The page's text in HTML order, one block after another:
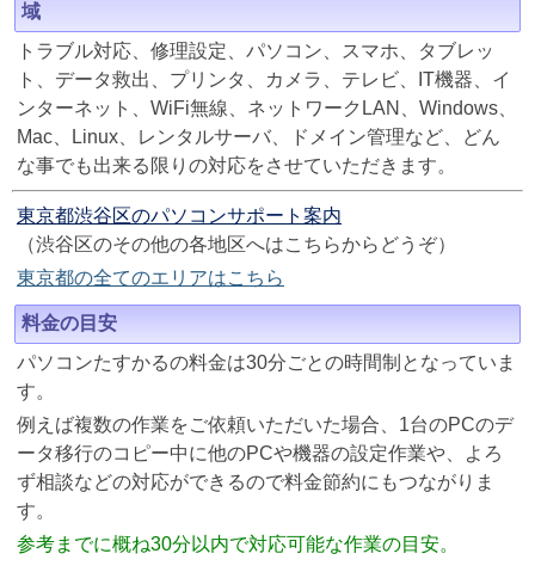
域
トラブル対応、修理設定、パソコン、スマホ、タブレッ
ト、データ救出、プリンタ、カメラ、テレビ、IT機器、イ
ンターネット、WiFi無線、ネットワークLAN、Windows、
Mac、Linux、レンタルサーバ、ドメイン管理など、どん
な事でも出来る限りの対応をさせていただきます。
東京都渋谷区のパソコンサポート案内
（渋谷区のその他の各地区へはこちらからどうぞ）
東京都の全てのエリアはこちら
料金の目安
パソコンたすかるの料金は30分ごとの時間制となっていま
す。
例えば複数の作業をご依頼いただいた場合、1台のPCのデ
ータ移行のコピー中に他のPCや機器の設定作業や、よろ
ず相談などの対応ができるので料金節約にもつながりま
す。
参考までに概ね30分以内で対応可能な作業の目安。